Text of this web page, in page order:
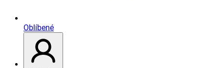
Oblíbené